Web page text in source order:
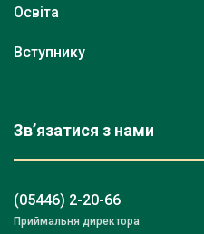
Освіта
Вступнику
Зв’язатися з нами
(05446) 2-20-66
Приймальня директора